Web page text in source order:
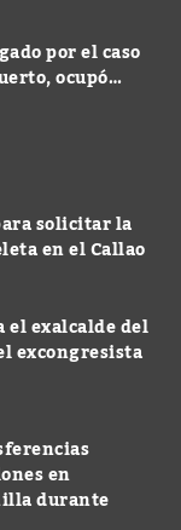
por el caso
ocupó
de
solicitar la
en el Callao
exalcalde del
excongresista
en
durante